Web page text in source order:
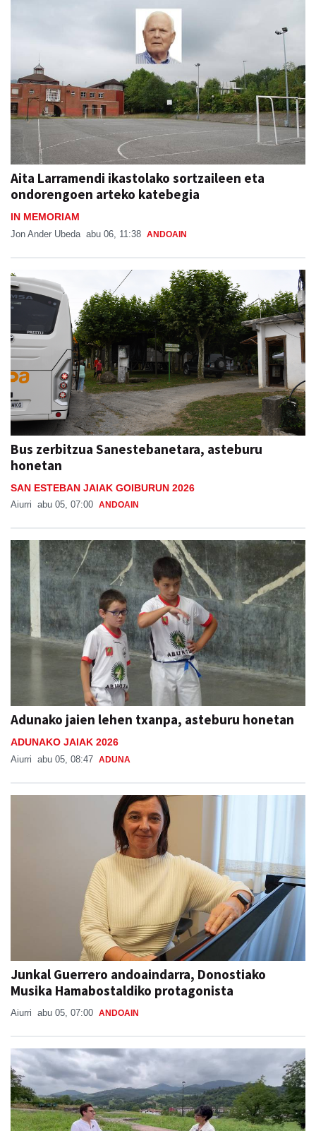
Aita Larramendi ikastolako sortzaileen eta
ondorengoen arteko katebegia
IN MEMORIAM
Jon Ander Ubeda abu 06, 11:38 ANDOAIN
Bus zerbitzua Sanestebanetara, asteburu
honetan
SAN ESTEBAN JAIAK GOIBURUN 2026
Aiurri abu 05, 07:00 ANDOAIN
Adunako jaien lehen txanpa, asteburu honetan
ADUNAKO JAIAK 2026
Aiurri abu 05, 08:47 ADUNA
Junkal Guerrero andoaindarra, Donostiako
Musika Hamabostaldiko protagonista
Aiurri abu 05, 07:00 ANDOAIN